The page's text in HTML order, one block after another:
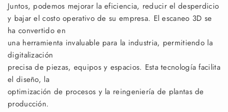
Juntos, podemos mejorar la eficiencia, reducir el desperdicio
y bajar el costo operativo de su empresa. El escaneo 3D se
ha convertido en
una herramienta invaluable para la industria, permitiendo la
digitalización
precisa de piezas, equipos y espacios. Esta tecnología facilita
el diseño, la
optimización de procesos y la reingeniería de plantas de
producción.